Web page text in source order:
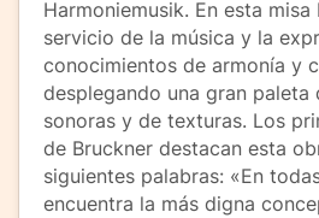
Harmoniemusik. En esta
servicio de la música y la
conocimientos de armonía y
desplegando una gran paleta
sonoras y de texturas. Los
de Bruckner destacan esta
siguientes palabras: «En
encuentra la más digna